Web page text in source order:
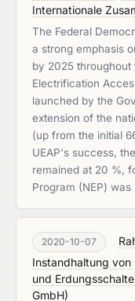
Internationale
The Federal
a strong emphasis
by 2025 throughout
Electrification
launched by the
extension of the
(up from the initial
UEAP's success,
remained at 20 %,
Program (NEP)
2020-10-07
Instandhaltung
und
GmbH)